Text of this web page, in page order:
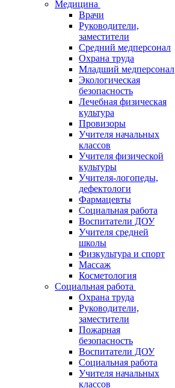
Медицина
Врачи
Руководители,
заместители
Средний медперсонал
Охрана труда
Младший медперсонал
Экологическая
безопасность
Лечебная физическая
культура
Провизоры
Учителя начальных
классов
Учителя физической
культуры
Учителя-логопеды,
дефектологи
Фармацевты
Социальная работа
Воспитатели ДОУ
Учителя средней
школы
Физкультура и спорт
Массаж
Косметология
Социальная работа
Охрана труда
Руководители,
заместители
Пожарная
безопасность
Воспитатели ДОУ
Социальная работа
Учителя начальных
классов